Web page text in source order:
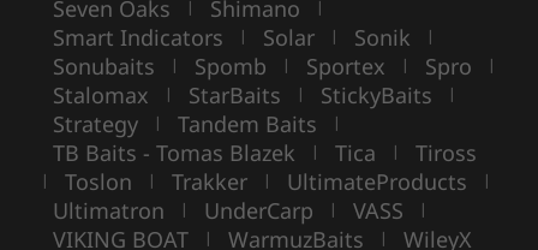
Seven Oaks | Shimano |
Smart Indicators | Solar | Sonik |
Sonubaits | Spomb | Sportex | Spro |
Stalomax | StarBaits | StickyBaits |
Strategy | Tandem Baits |
TB Baits - Tomas Blazek | Tica | Tiross
| Toslon | Trakker | UltimateProducts |
Ultimatron | UnderCarp | VASS |
VIKING BOAT | WarmuzBaits | WileyX